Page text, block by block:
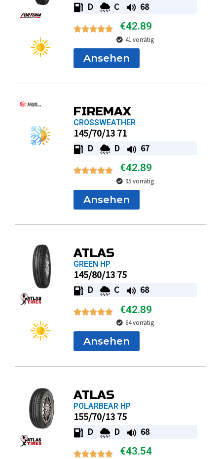
D C 68
€42.89
41 vorrätig
Ansehen
FIREMAX
CROSSWEATHER
145/70/13 71
D D 67
€42.89
95 vorrätig
Ansehen
ATLAS
GREEN HP
145/80/13 75
D C 68
€42.89
64 vorrätig
Ansehen
ATLAS
POLARBEAR HP
155/70/13 75
D D 68
€43.54